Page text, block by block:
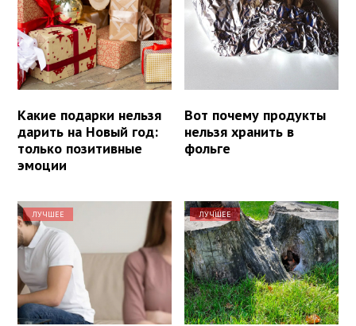
Какие подарки нельзя
дарить на Новый год:
только позитивные
эмоции
Вот почему продукты
нельзя хранить в
фольге
ЛУЧШЕЕ ЛУЧШЕЕ